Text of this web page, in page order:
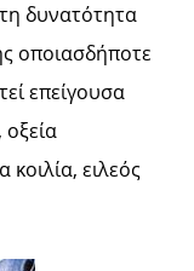
δυνατότητα
οποιασδήποτε
επείγουσα
κοιλία, ειλεός